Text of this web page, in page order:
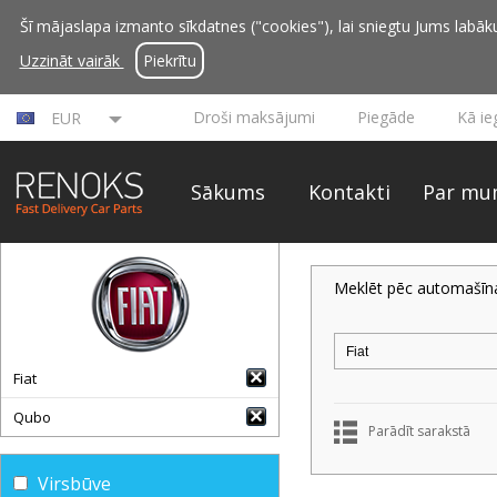
Šī mājaslapa izmanto sīkdatnes ("cookies"), lai sniegtu Jums
Uzzināt vairāk
Piekrītu
EUR Droši maksājumi Piegāde Kā
Sākums Kontakti Par
Fiat
Qubo
Virsbūve
Meklēt pēc
Parādīt sarakstā